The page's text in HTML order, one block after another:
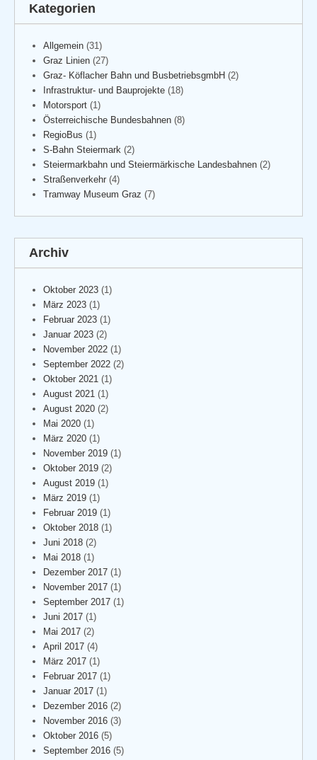
Kategorien
Allgemein (31)
Graz Linien (27)
Graz- Köflacher Bahn und BusbetriebsgmbH (2)
Infrastruktur- und Bauprojekte (18)
Motorsport (1)
Österreichische Bundesbahnen (8)
RegioBus (1)
S-Bahn Steiermark (2)
Steiermarkbahn und Steiermärkische Landesbahnen (2)
Straßenverkehr (4)
Tramway Museum Graz (7)
Archiv
Oktober 2023 (1)
März 2023 (1)
Februar 2023 (1)
Januar 2023 (2)
November 2022 (1)
September 2022 (2)
Oktober 2021 (1)
August 2021 (1)
August 2020 (2)
Mai 2020 (1)
März 2020 (1)
November 2019 (1)
Oktober 2019 (2)
August 2019 (1)
März 2019 (1)
Februar 2019 (1)
Oktober 2018 (1)
Juni 2018 (2)
Mai 2018 (1)
Dezember 2017 (1)
November 2017 (1)
September 2017 (1)
Juni 2017 (1)
Mai 2017 (2)
April 2017 (4)
März 2017 (1)
Februar 2017 (1)
Januar 2017 (1)
Dezember 2016 (2)
November 2016 (3)
Oktober 2016 (5)
September 2016 (5)